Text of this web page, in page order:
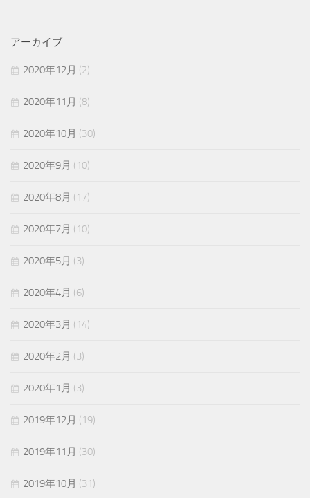
アーカイブ
2020年12月 (2)
2020年11月 (8)
2020年10月 (30)
2020年9月 (10)
2020年8月 (17)
2020年7月 (10)
2020年5月 (3)
2020年4月 (6)
2020年3月 (14)
2020年2月 (3)
2020年1月 (3)
2019年12月 (19)
2019年11月 (30)
2019年10月 (31)